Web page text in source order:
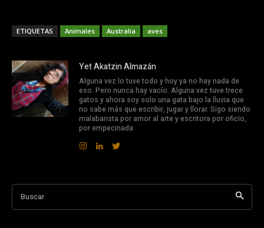
ETIQUETAS Animales Australia aves
Yet Akatzin Almazán
Alguna vez lo tuve todo y hoy ya no hay nada de
eso. Pero nunca hay vacío. Alguna vez tuve trece
gatos y ahora soy solo una gata bajo la lluvia que
no sabe más que escribir, jugar y llorar. Sigo siendo
malabarista por amor al arte y escritora por oficio,
por empecinada.
Buscar